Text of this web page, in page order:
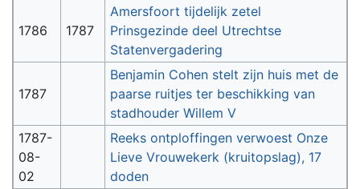
1786 1787
Amersfoort tijdelijk zetel
Prinsgezinde deel Utrechtse
Statenvergadering
1787
Benjamin Cohen stelt zijn huis met de
paarse ruitjes ter beschikking van
stadhouder Willem V
1787-
08-
02
Reeks ontploffingen verwoest Onze
Lieve Vrouwekerk (kruitopslag), 17
doden